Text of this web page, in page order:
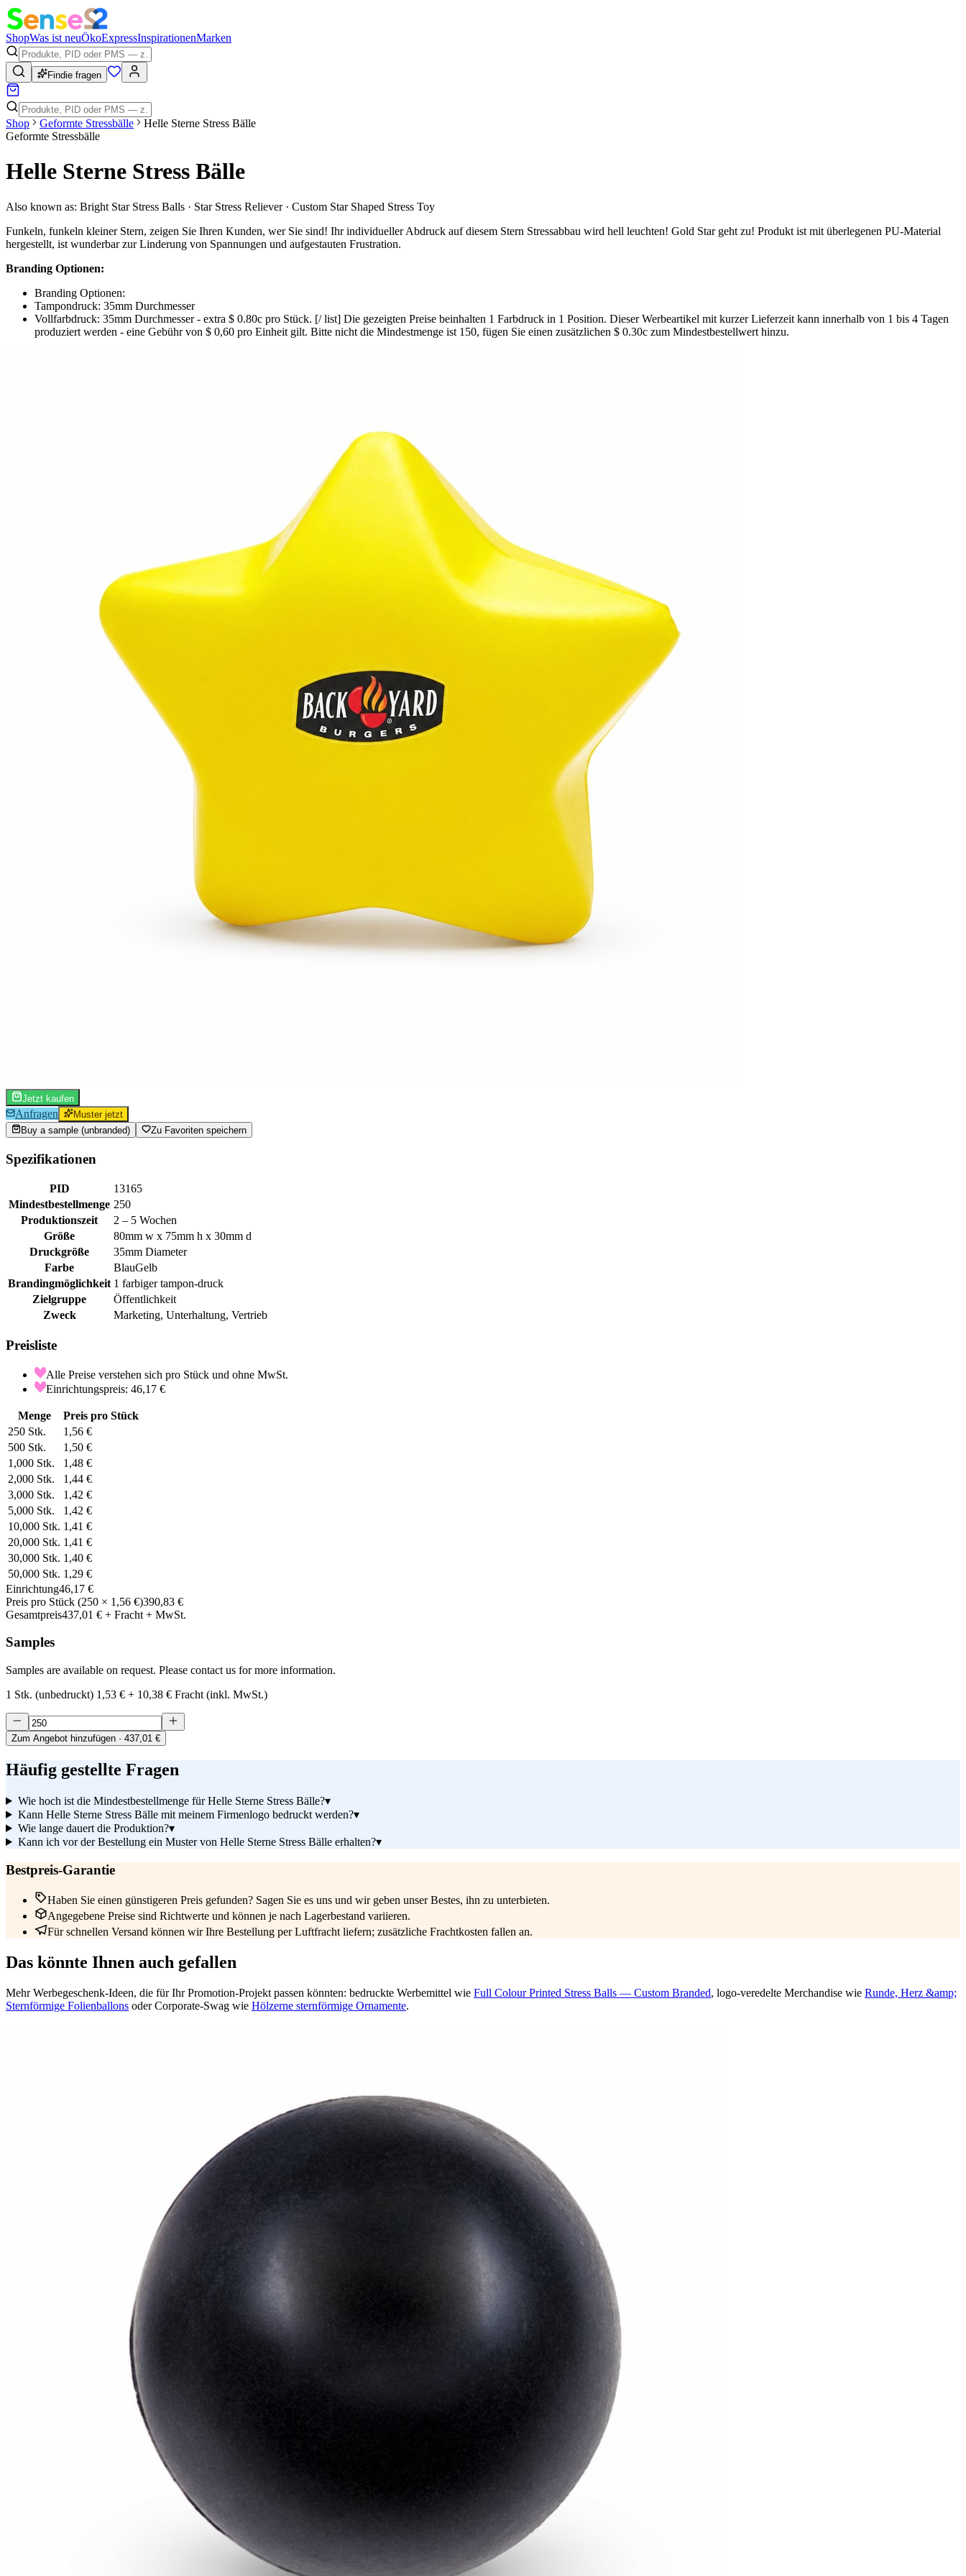
ShopWas ist neuÖkoExpressInspirationenMarken
Findie fragen
Shop Geformte Stressbälle
Helle Sterne Stress Bälle
Geformte Stressbälle
Helle Sterne Stress Bälle
Also known as: Bright Star Stress Balls · Star Stress Reliever · Custom Star Shaped Stress Toy
Funkeln, funkeln kleiner Stern, zeigen Sie Ihren Kunden, wer Sie sind! Ihr individueller Abdruck auf diesem Stern Stressabbau wird hell leuchten! Gold Star geht zu! Produkt ist mit überlegenen PU-Material
hergestellt, ist wunderbar zur Linderung von Spannungen und aufgestauten Frustration.
Branding Optionen:
Branding Optionen:
Tampondruck: 35mm Durchmesser
Vollfarbdruck: 35mm Durchmesser - extra $ 0.80c pro Stück. [/ list] Die gezeigten Preise beinhalten 1 Farbdruck in 1 Position. Dieser Werbeartikel mit kurzer Lieferzeit kann innerhalb von 1 bis 4 Tagen
produziert werden - eine Gebühr von $ 0,60 pro Einheit gilt. Bitte nicht die Mindestmenge ist 150, fügen Sie einen zusätzlichen $ 0.30c zum Mindestbestellwert hinzu.
Jetzt kaufen
Anfragen
Muster jetzt
Buy a sample (unbranded)
Zu Favoriten speichern
Spezifikationen
PID
13165
Mindestbestellmenge 250
Produktionszeit
2 – 5 Wochen
Größe
80mm w x 75mm h x 30mm d
Druckgröße
35mm Diameter
Farbe
BlauGelb
Brandingmöglichkeit 1 farbiger tampon-druck
Zielgruppe
Öffentlichkeit
Zweck
Marketing, Unterhaltung, Vertrieb
Preisliste
Alle Preise verstehen sich pro Stück und ohne MwSt.
Einrichtungspreis: 46,17 €
Menge
Preis pro Stück
250 Stk.
1,56 €
500 Stk.
1,50 €
1,000 Stk.
1,48 €
2,000 Stk.
1,44 €
3,000 Stk.
1,42 €
5,000 Stk.
1,42 €
10,000 Stk. 1,41 €
20,000 Stk. 1,41 €
30,000 Stk. 1,40 €
50,000 Stk. 1,29 €
Einrichtung46,17 €
Preis pro Stück (250 × 1,56 €)390,83 €
Gesamtpreis437,01 € + Fracht + MwSt.
Samples
Samples are available on request. Please contact us for more information.
1 Stk. (unbedruckt) 1,53 € + 10,38 € Fracht (inkl. MwSt.)
Zum Angebot hinzufügen · 437,01 €
Häufig gestellte Fragen
Wie hoch ist die Mindestbestellmenge für Helle Sterne Stress Bälle?▾
Kann Helle Sterne Stress Bälle mit meinem Firmenlogo bedruckt werden?▾
Wie lange dauert die Produktion?▾
Kann ich vor der Bestellung ein Muster von Helle Sterne Stress Bälle erhalten?▾
Bestpreis-Garantie
Haben Sie einen günstigeren Preis gefunden? Sagen Sie es uns und wir geben unser Bestes, ihn zu unterbieten.
Angegebene Preise sind Richtwerte und können je nach Lagerbestand variieren.
Für schnellen Versand können wir Ihre Bestellung per Luftfracht liefern; zusätzliche Frachtkosten fallen an.
Das könnte Ihnen auch gefallen
Mehr Werbegeschenk-Ideen, die für Ihr Promotion-Projekt passen könnten: bedruckte Werbemittel wie Full Colour Printed Stress Balls — Custom Branded, logo-veredelte Merchandise wie Runde, Herz &amp;
Sternförmige Folienballons oder Corporate-Swag wie Hölzerne sternförmige Ornamente.